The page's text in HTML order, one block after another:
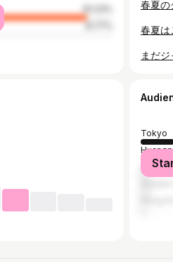
91.23%
8.77%
Tokyo
Seoul